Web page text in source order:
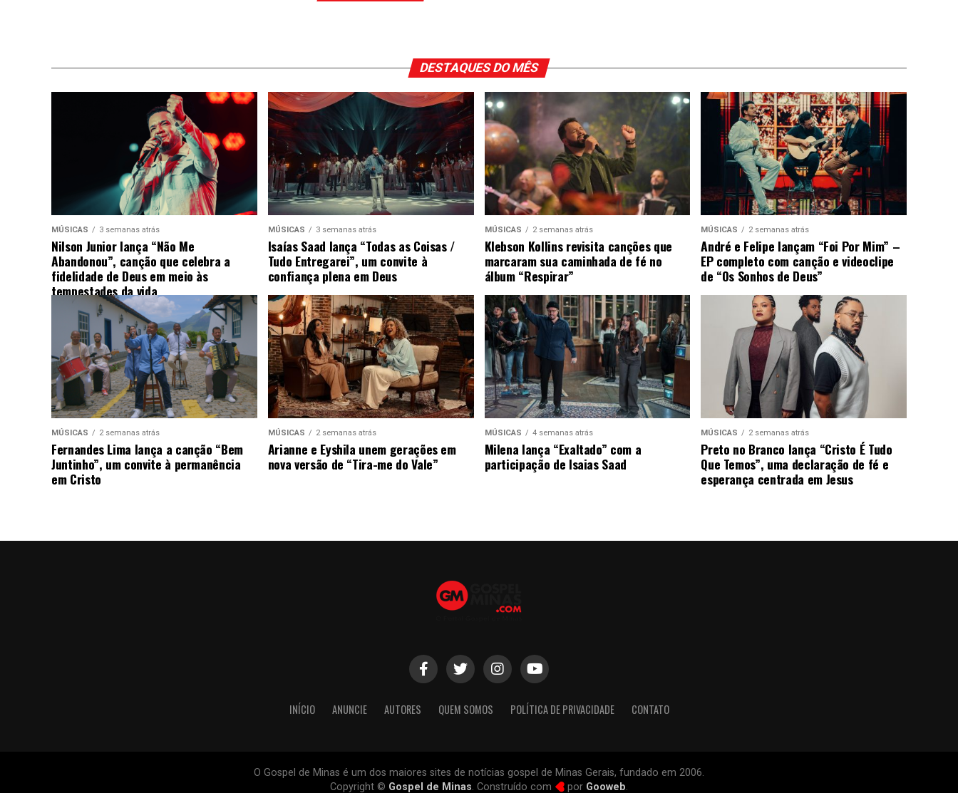
DESTAQUES DO MÊS
MÚSICAS 3 semanas atrás
Nilson Junior lança “Não Me
Abandonou”, canção que celebra a
fidelidade de Deus em meio às
tempestades da vida
MÚSICAS 3 semanas atrás
Isaías Saad lança “Todas as Coisas /
Tudo Entregarei”, um convite à
confiança plena em Deus
MÚSICAS 2 semanas atrás
Klebson Kollins revisita canções que
marcaram sua caminhada de fé no
álbum “Respirar”
MÚSICAS 2 semanas atrás
André e Felipe lançam “Foi Por Mim” –
EP completo com canção e videoclipe
de “Os Sonhos de Deus”
MÚSICAS 2 semanas atrás
Fernandes Lima lança a canção “Bem
Juntinho”, um convite à permanência
em Cristo
MÚSICAS 2 semanas atrás
Arianne e Eyshila unem gerações em
nova versão de “Tira-me do Vale”
MÚSICAS 4 semanas atrás
Milena lança “Exaltado” com a
participação de Isaias Saad
MÚSICAS 2 semanas atrás
Preto no Branco lança “Cristo É Tudo
Que Temos”, uma declaração de fé e
esperança centrada em Jesus
INÍCIO ANUNCIE AUTORES QUEM SOMOS POLÍTICA DE PRIVACIDADE CONTATO
O Gospel de Minas é um dos maiores sites de notícias gospel de Minas Gerais, fundado em 2006.
Copyright © Gospel de Minas. Construído com por Gooweb.